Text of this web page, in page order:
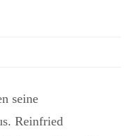
seine
Reinfried